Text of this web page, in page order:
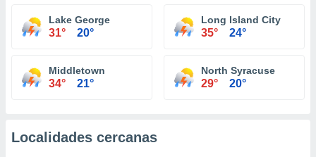
Lake George
31° 20°
Long Island City
35° 24°
Middletown
34° 21°
North Syracuse
29° 20°
Localidades cercanas